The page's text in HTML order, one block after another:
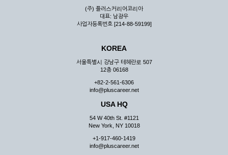
(주) 플러스커리어코리아
대표: 남광우
사업자등록번호 [214-88-59199]
KOREA
서울특별시 강남구 테헤란로 507
12층 06168
+82-2-561-6306
info@pluscareer.net
USA HQ
54 W 40th St. #1121
New York, NY 10018
+1-917-460-1419
info@pluscareer.net